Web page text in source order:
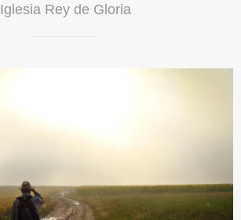
Iglesia Rey de Gloria